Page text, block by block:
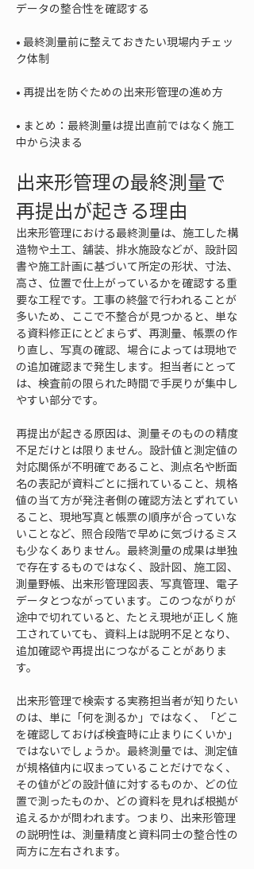
• 最終測量前に整えておきたい現場内チェッ
•
• まとめ：最終測量は提出直前ではなく施工
中から決まる
出来形管理の最終測量で
再提出が起きる理由
出来形管理における最終測量は、施工した構
造物や土工、舗装、排水施設などが、設計図
書や施工計画に基づいて所定の形状、寸法、
高さ、位置で仕上がっているかを確認する重
要な工程です。工事の終盤で行われることが
多いため、ここで不整合が見つかると、単な
る資料修正にとどまらず、再測量、帳票の作
り直し、写真の確認、場合によっては現地で
の追加確認まで発生します。担当者にとって
は、検査前の限られた時間で手戻りが集中し
やすい部分です。
再提出が起きる原因は、測量そのものの精度
不足だけとは限りません。設計値と測定値の
対応関係が不明確であること、測点名や断面
名の表記が資料ごとに揺れていること、規格
値の当て方が発注者側の確認方法とずれてい
ること、現地写真と帳票の順序が合っていな
いことなど、照合段階で早めに気づけるミス
も少なくありません。最終測量の成果は単独
で存在するものではなく、設計図、施工図、
測量野帳、出来形管理図表、写真管理、電子
データとつながっています。このつながりが
途中で切れていると、たとえ現地が正しく施
工されていても、資料上は説明不足となり、
追加確認や再提出につながることがありま
す。
出来形管理で検索する実務担当者が知りたい
のは、単に「何を測るか」ではなく、「どこ
を確認しておけば検査時に止まりにくいか」
ではないでしょうか。最終測量では、測定値
が規格値内に収まっていることだけでなく、
その値がどの設計値に対するものか、どの位
置で測ったものか、どの資料を見れば根拠が
追えるかが問われます。つまり、出来形管理
の説明性は、測量精度と資料同士の整合性の
両方に左右されます。